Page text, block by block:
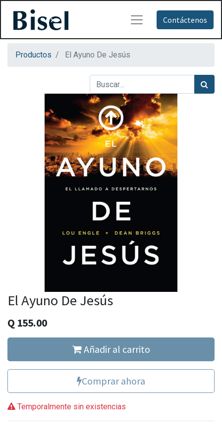
Contáctenos
Productos El Ayuno De Jesús
El Ayuno De Jesús
Q 155.00
Añadir al carrito
Comprar ahora
Temporalmente sin existencias